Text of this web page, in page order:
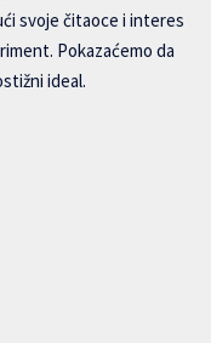
svoje čitaoce i interes
Pokazaćemo da
ideal.